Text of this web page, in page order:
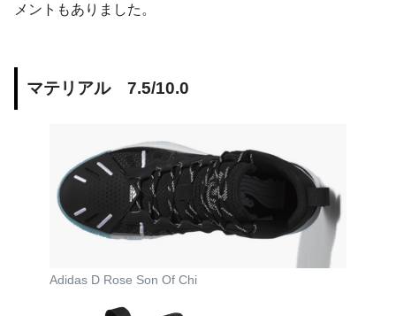
メントもありました。
マテリアル 7.5/10.0
Adidas D Rose Son Of Chi